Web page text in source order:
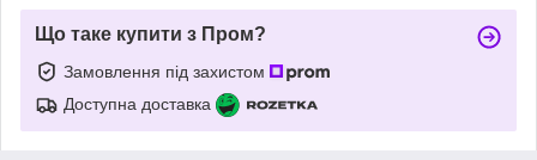
Що таке купити з Пром?
Замовлення під захистом
Доступна доставка